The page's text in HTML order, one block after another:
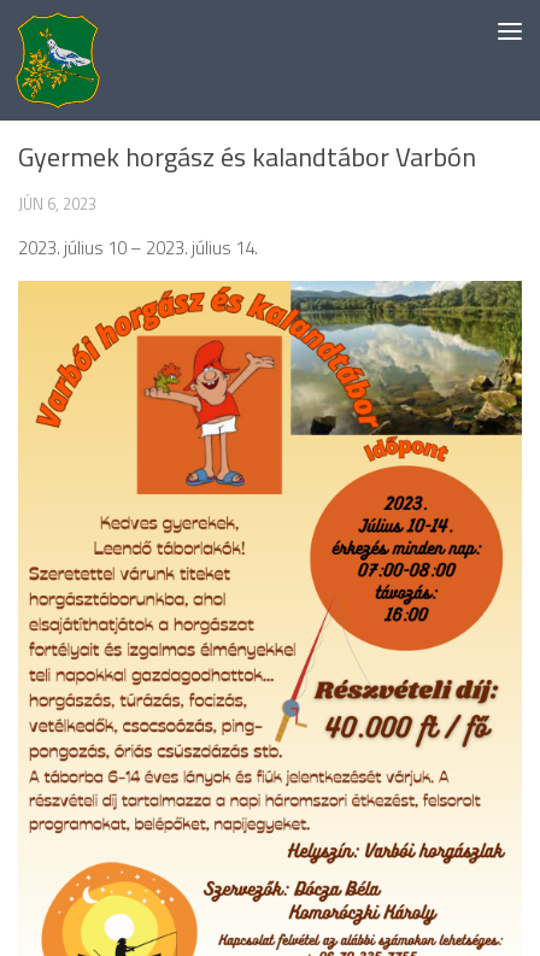
Skip to content
HELYI HÍREK
Gyermek horgász és kalandtábor Varbón
JÚN 6, 2023
2023. július 10 – 2023. július 14.